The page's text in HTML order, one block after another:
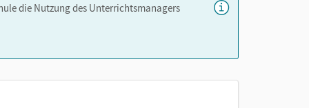
die Nutzung des Unterrichtsmanagers